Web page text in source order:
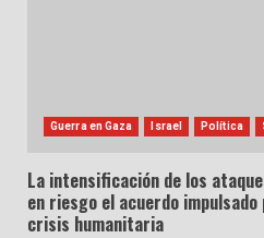
Guerra en Gaza Israel Política
La intensificación de los
en riesgo el acuerdo
crisis humanitaria